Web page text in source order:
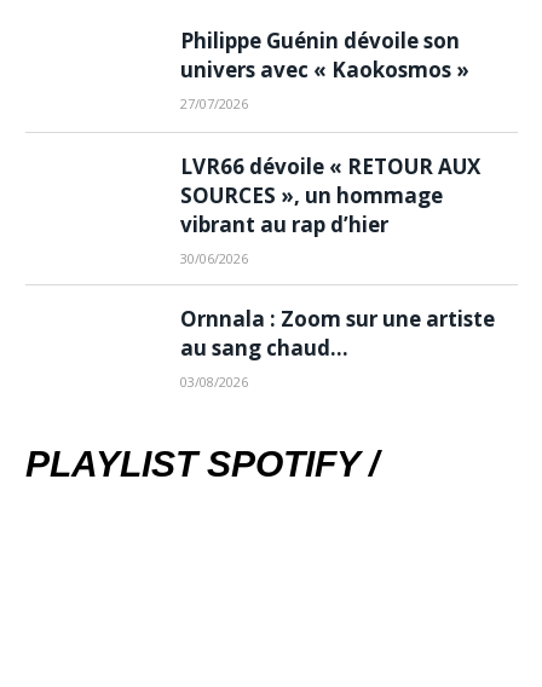
Philippe Guénin dévoile son
univers avec « Kaokosmos »
27/07/2026
LVR66 dévoile « RETOUR AUX
SOURCES », un hommage
vibrant au rap d’hier
30/06/2026
Ornnala : Zoom sur une artiste
au sang chaud…
03/08/2026
PLAYLIST SPOTIFY /